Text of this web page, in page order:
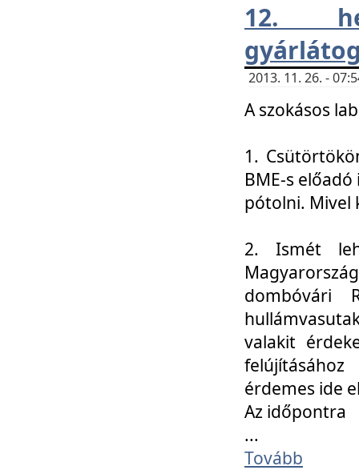
12.
2013. 11. 26. -
A szokásos
1.
BME-s
pótolni. Mivel
2. Ismét
dombóvári
valakit
érdemes ide
Az időpontra
...
Tovább